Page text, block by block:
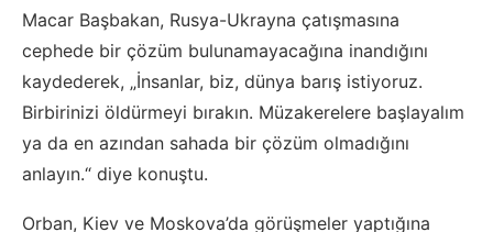
Macar Başbakan, Rusya-Ukrayna çatışmasına
cephede bir çözüm bulunamayacağına inandığını
kaydederek, „İnsanlar, biz, dünya barış istiyoruz.
Birbirinizi öldürmeyi bırakın. Müzakerelere başlayalım
ya da en azından sahada bir çözüm olmadığını
anlayın.“ diye konuştu.
Orban, Kiev ve Moskova’da görüşmeler yaptığına